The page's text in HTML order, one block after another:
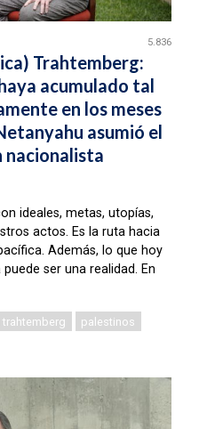
5.836
Trahtemberg:
acumulado tal
en los meses
asumió el
nacionalista
ideales, metas, utopías,
actos. Es la ruta hacia
Además, lo que hoy
ser una realidad. En
trahtemberg palestinos